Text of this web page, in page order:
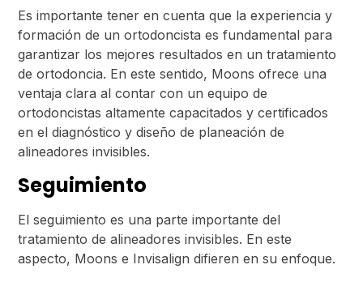
Es importante tener en cuenta que la experiencia y
formación de un ortodoncista es fundamental para
garantizar los mejores resultados en un tratamiento
de ortodoncia. En este sentido, Moons ofrece una
ventaja clara al contar con un equipo de
ortodoncistas altamente capacitados y certificados
en el diagnóstico y diseño de planeación de
alineadores invisibles.
Seguimiento
El seguimiento es una parte importante del
tratamiento de alineadores invisibles. En este
aspecto, Moons e Invisalign difieren en su enfoque.